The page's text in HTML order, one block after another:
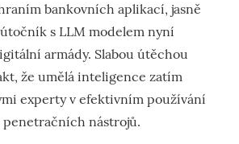
bankovních aplikací, jasně
s LLM modelem nyní
armády. Slabou útěchou
že umělá inteligence zatím
experty v efektivním používání
nástrojů.